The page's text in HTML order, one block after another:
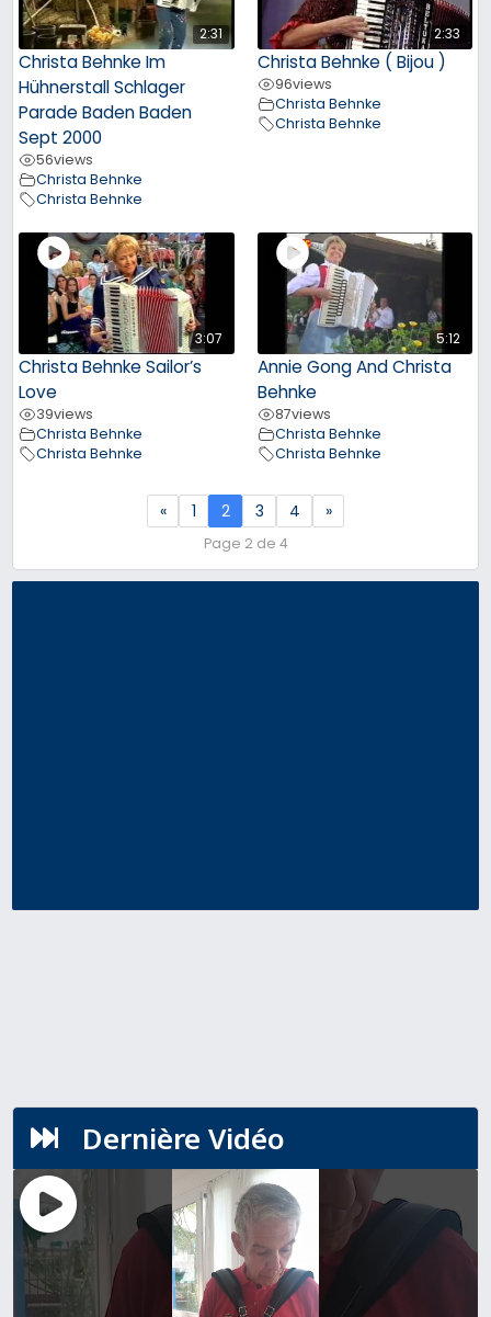
2:31
Christa Behnke Im
Hühnerstall Schlager
Parade Baden Baden
Sept 2000
56views
Christa Behnke
Christa Behnke
2:33
Christa Behnke ( Bijou )
96views
Christa Behnke
Christa Behnke
3:07
Christa Behnke Sailor’s
Love
39views
Christa Behnke
Christa Behnke
5:12
Annie Gong And Christa
Behnke
87views
Christa Behnke
Christa Behnke
« 1 2 3 4 »
Page 2 de 4
 Dernière Vidéo